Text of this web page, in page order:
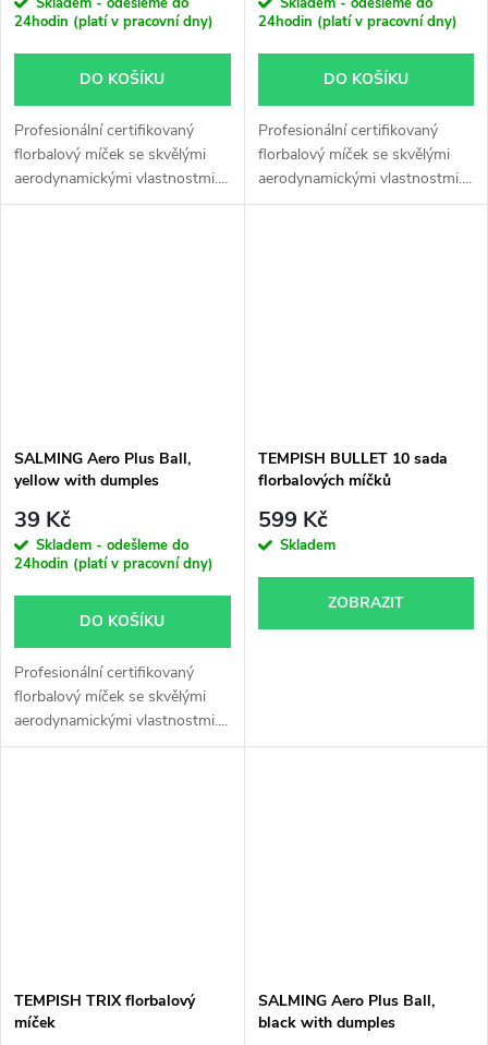
24hodin (platí v pracovní dny)
DO KOŠÍKU
Profesionální certifikovaný
florbalový míček se skvělými
aerodynamickými vlastnostmi....
24hodin (platí v pracovní dny)
DO KOŠÍKU
Profesionální certifikovaný
florbalový míček se skvělými
aerodynamickými vlastnostmi....
SALMING Aero Plus Ball,
yellow with dumples
39 Kč
Skladem - odešleme do
24hodin (platí v pracovní dny)
DO KOŠÍKU
Profesionální certifikovaný
florbalový míček se skvělými
aerodynamickými vlastnostmi....
TEMPISH BULLET 10 sada
florbalových míčků
599 Kč
Skladem
ZOBRAZIT
TEMPISH TRIX florbalový
míček
SALMING Aero Plus Ball,
black with dumples